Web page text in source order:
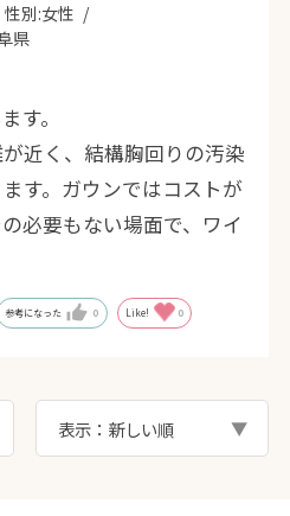
性別:女性
県
す。
近く、結構胸回りの汚染
す。ガウンではコストが
必要もない場面で、ワイ
参考になった 0 Like! 0
表示：新しい順